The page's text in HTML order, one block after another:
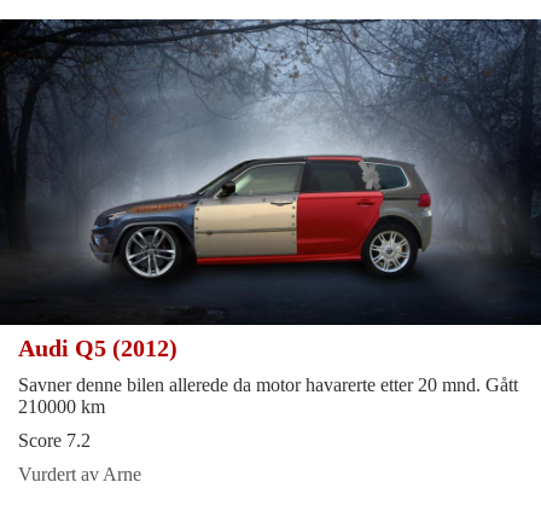
Audi Q5 (2012)
Savner denne bilen allerede da motor havarerte etter 20 mnd. Gått
210000 km
Score 7.2
Vurdert av Arne